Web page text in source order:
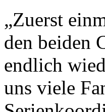
„Zuerst
den beiden
endlich
uns viele